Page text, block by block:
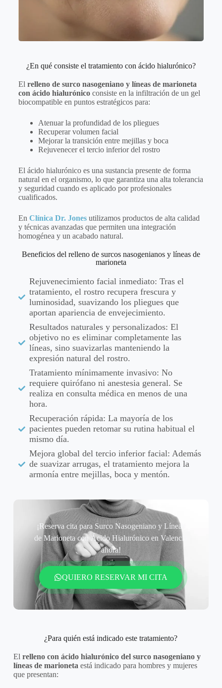
¿En qué consiste el tratamiento con ácido hialurónico?
El relleno de surco nasogeniano y líneas de marioneta
con ácido hialurónicoconsiste en la infiltración de un gel
biocompatible en puntos estratégicos para:
Atenuar la profundidad de los pliegues
Recuperar volumen facial
Mejorar la transición entre mejillas y boca
Rejuvenecer el tercio inferior del rostro
El ácido hialurónico es una sustancia presente de forma
natural en el organismo, lo que garantiza una alta tolerancia
y seguridad cuando es aplicado por profesionales
cualificados.
En Clínica Dr. Jonesutilizamos productos de alta calidad
y técnicas avanzadas que permiten una integración
homogénea y un acabado natural.
Beneficios del relleno de surcos nasogenianos y líneas de
marioneta
Rejuvenecimiento facial inmediato: Tras el
tratamiento, el rostro recupera frescura y
luminosidad, suavizando los pliegues que
aportan apariencia de envejecimiento.
Resultados naturales y personalizados: El
objetivo no es eliminar completamente las
líneas, sino suavizarlas manteniendo la
expresión natural del rostro.
Tratamiento mínimamente invasivo: No
requiere quirófano ni anestesia general. Se
realiza en consulta médica en menos de una
hora.
Recuperación rápida: La mayoría de los
pacientes pueden retomar su rutina habitual el
mismo día.
Mejora global del tercio inferior facial: Además
de suavizar arrugas, el tratamiento mejora la
armonía entre mejillas, boca y mentón.
¡Reserva cita para Surco Nasogeniano y Líneas
de Marioneta con Ácido Hialurónico en Valencia
ahora!
QUIERO RESERVAR MI CITA
¿Para quién está indicado este tratamiento?
El relleno con ácido hialurónico del surco nasogeniano y
líneas de marioneta está indicado para hombres y mujeres
que presentan: